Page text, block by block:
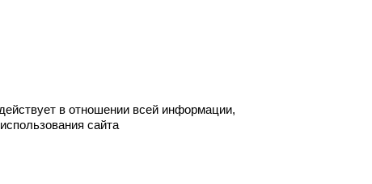
в отношении всей информации,
сайта